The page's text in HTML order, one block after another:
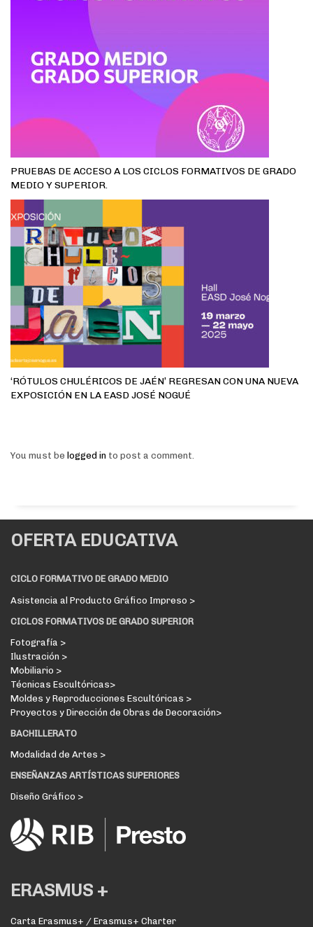
PRUEBAS DE ACCESO A LOS CICLOS FORMATIVOS DE GRADO
MEDIO Y SUPERIOR.
‘RÓTULOS CHULÉRICOS DE JAÉN’ REGRESAN CON UNA NUEVA
EXPOSICIÓN EN LA EASD JOSÉ NOGUÉ
You must be logged in to post a comment.
OFERTA EDUCATIVA
CICLO FORMATIVO DE GRADO MEDIO
Asistencia al Producto Gráfico Impreso >
CICLOS FORMATIVOS DE GRADO SUPERIOR
Fotografía >
Ilustración >
Mobiliario >
Técnicas Escultóricas>
Moldes y Reproducciones Escultóricas >
Proyectos y Dirección de Obras de Decoración>
BACHILLERATO
Modalidad de Artes >
ENSEÑANZAS ARTÍSTICAS SUPERIORES
Diseño Gráfico >
ERASMUS +
Carta Erasmus+ / Erasmus+ Charter